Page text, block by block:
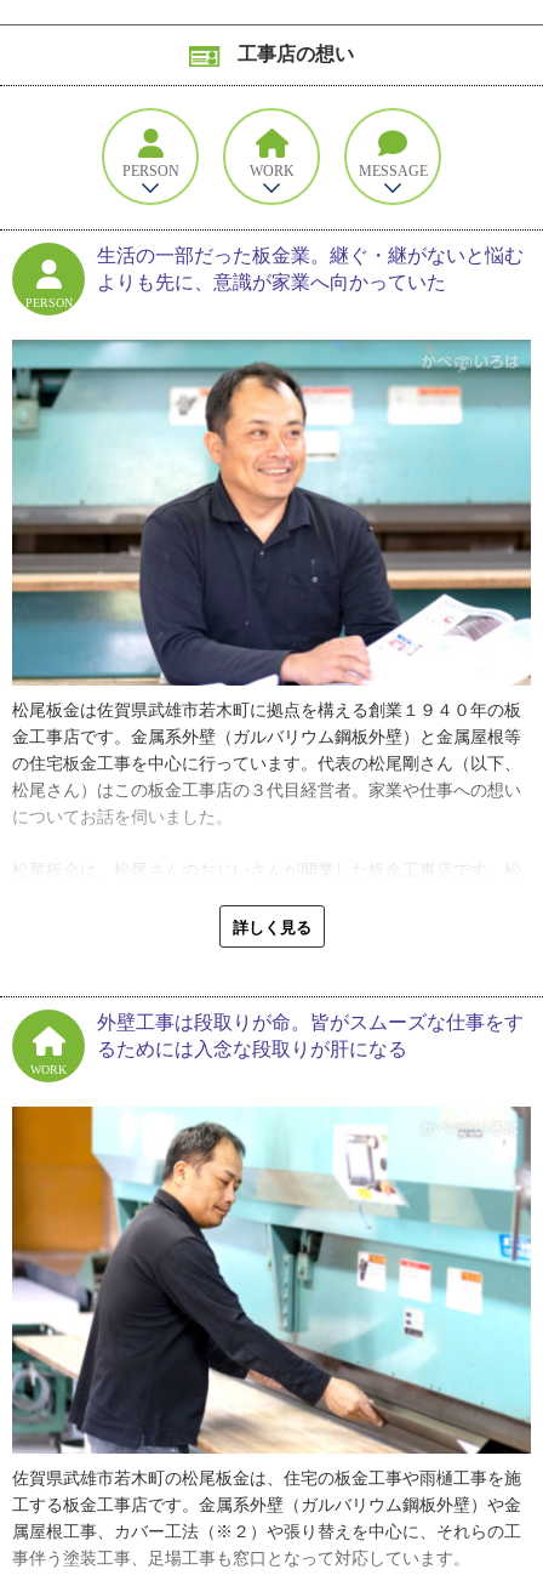
工事店の想い
PERSON WORK MESSAGE
PERSON
生活の一部だった板金業。継ぐ・継がないと悩む
よりも先に、意識が家業へ向かっていた
松尾板金は佐賀県武雄市若木町に拠点を構える創業１９４０年の板
金工事店です。金属系外壁（ガルバリウム鋼板外壁）と金属屋根等
の住宅板金工事を中心に行っています。代表の松尾剛さん（以下、
松尾さん）はこの板金工事店の３代目経営者。家業や仕事への想い
についてお話を伺いました。
松尾板金は、松尾さんのおじいさんが開業した板金工事店です。松
に乗った松尾さんと工場で働くお父さんとお母さんが一緒に写った
写真が残っているほど、板金業は当たり前に生活の一部でした。小
「手伝いとはいっても、小学生だから『あれ持ってこい、これ持っ
てこい』に従うしかできませんけどね。屋根の上にも上っていまし
た。高い所は嫌いじゃないんですよ。小さい頃から親父の仕事にな
じんでいたけど、継げという話はされたことがありません。意識し
だしたのは高校で建築科を選択した頃かな。夏休みとか長い休みに
はずっと現場で手伝いをしていたので、板金業に悪いイメージはひ
とつもなく、この仕事をすんなり受け止めていた感じです。高校卒
業してからは修業へ行ってこいと言われて他所で働きました」
高校卒業後は他社で板金の他に鉄骨についても勉強し、技術を磨き
ました。そのおかげで、松尾さんが家業へ戻ってからは新たに鉄骨
建築の仕事も受けられるようになったのです。ベテラン職人といわ
れる実績ができた現在も、松尾さんは他社と現場が一緒になると職
人の手元を観察し、自分とは違う納め方（※１）を学ぶという熱い
向上心を持っています。
「仕事に対する責任は、技術の上達だと思っています。やり方の違
う職人さんを見ると、より良い方を取り入れたいといつも考えてい
ます。親父は代表を退きましたがまだ現役で、銅板工事とか僕がで
きない仕事もまだやっているんです。いつか親父を追い越そうとい
詳しく見る
WORK
外壁工事は段取りが命。皆がスムーズな仕事をす
るためには入念な段取りが肝になる
佐賀県武雄市若木町の松尾板金は、住宅の板金工事や雨樋工事を施
工する板金工事店です。金属系外壁（ガルバリウム鋼板外壁）や金
属屋根工事、カバー工法（※２）や張り替えを中心に、それらの工
事伴う塗装工事、足場工事も窓口となって対応しています。